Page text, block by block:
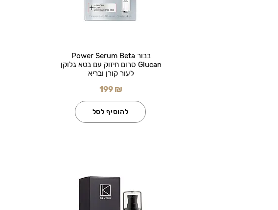
בבור Power Serum Beta
Glucan סרום חיזוק עם בטא גלוקן
לעור קורן ובריא
199 ₪
להוסיף לסל